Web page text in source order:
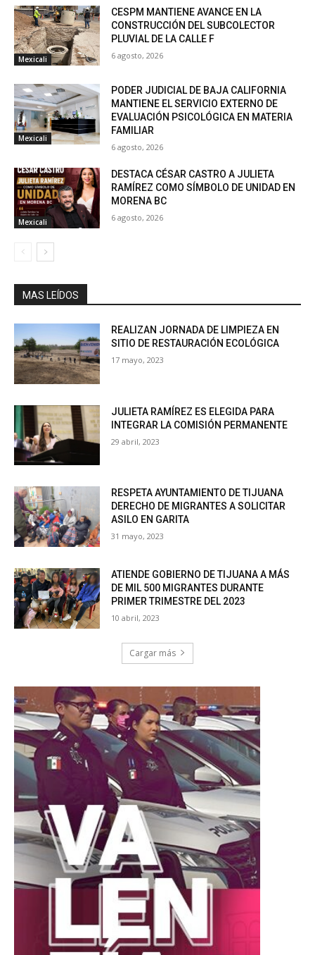
Mexicali
CESPM MANTIENE AVANCE EN LA
CONSTRUCCIÓN DEL SUBCOLECTOR
PLUVIAL DE LA CALLE F
6 agosto, 2026
Mexicali
PODER JUDICIAL DE BAJA CALIFORNIA
MANTIENE EL SERVICIO EXTERNO DE
EVALUACIÓN PSICOLÓGICA EN MATERIA
FAMILIAR
6 agosto, 2026
Mexicali
DESTACA CÉSAR CASTRO A JULIETA
RAMÍREZ COMO SÍMBOLO DE UNIDAD EN
MORENA BC
6 agosto, 2026
MAS LEÍDOS
REALIZAN JORNADA DE LIMPIEZA EN
SITIO DE RESTAURACIÓN ECOLÓGICA
17 mayo, 2023
JULIETA RAMÍREZ ES ELEGIDA PARA
INTEGRAR LA COMISIÓN PERMANENTE
29 abril, 2023
RESPETA AYUNTAMIENTO DE TIJUANA
DERECHO DE MIGRANTES A SOLICITAR
ASILO EN GARITA
31 mayo, 2023
ATIENDE GOBIERNO DE TIJUANA A MÁS
DE MIL 500 MIGRANTES DURANTE
PRIMER TRIMESTRE DEL 2023
10 abril, 2023
Cargar más